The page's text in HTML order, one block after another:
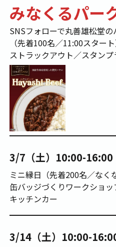
みなくるパー
SNSフォローで丸善雄松堂
（先着100名／11:00スタート
ストラックアウト／スタン
3/7（土）10:00-16:00
ミニ縁日（先着200名／なく
缶バッジづくりワークショッ
キッチンカー
3/14（土）10:00-